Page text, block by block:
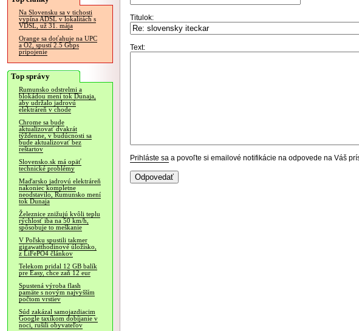
Na Slovensku sa v tichosti
vypína ADSL v lokalitách s
VDSL, už 31. mája
Orange sa doťahuje na UPC
a O2, spustí 2.5 Gbps
pripojenie
Top správy
Rumunsko odstrelmi a
blokádou mení tok Dunaja,
aby udržalo jadrovú
elektráreň v chode
Chrome sa bude
aktualizovať dvakrát
týždenne, v budúcnosti sa
bude aktualizovať bez
reštartov
Slovensko.sk má opäť
technické problémy
Maďarsko jadrovú elektráreň
nakoniec kompletne
neodstavilo, Rumunsko mení
tok Dunaja
Železnice znižujú kvôli teplu
rýchlosť iba na 50 km/h,
spôsobuje to meškanie
V Poľsku spustili takmer
gigawatthodinové úložisko,
z LiFePO4 článkov
Telekom pridal 12 GB balík
pre Easy, chce zaň 12 eur
Spustená výroba flash
pamäte s novým najvyšším
počtom vrstiev
Súd zakázal samojazdiacim
Google taxíkom dobíjanie v
noci, rušili obyvateľov
Titulok:
Text:
Prihláste sa a povoľte si emailové notifikácie na odpovede na Váš